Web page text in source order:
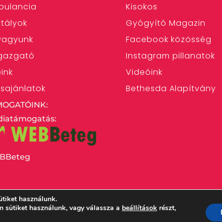
Kisokos
Gyógyító Magazin
Facebook közösség
Instagram pillanatok
Videóink
Bethesda Alapítvány
Bethesda Gyermekkórháza – 1146
használunk.
sütiket használunk, vagy válassza a beállítások részt,